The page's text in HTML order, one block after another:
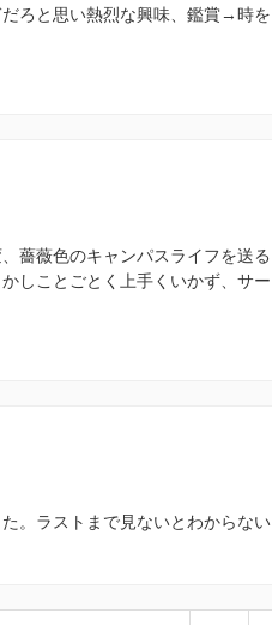
ろと思い熱烈な興味、鑑賞→時を
薔薇色のキャンパスライフを送る
しことごとく上手くいかず、サー
。ラストまで見ないとわからない